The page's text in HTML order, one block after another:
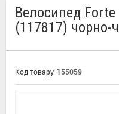
Велосипед
(117817) чорно-
Код товару: 155059